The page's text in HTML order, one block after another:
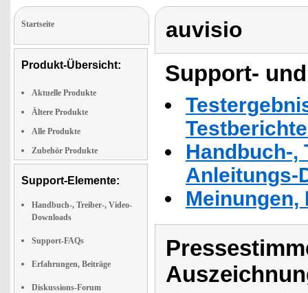
Startseite
Produkt-Übersicht:
Aktuelle Produkte
Ältere Produkte
Alle Produkte
Zubehör Produkte
Support-Elemente:
Handbuch-, Treiber-, Video-
Downloads
Support-FAQs
Erfahrungen, Beiträge
Diskussions-Forum
auvisio
Support-
Handbuch-,
Anleitungs-